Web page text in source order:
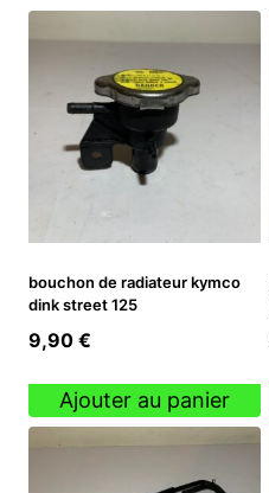
bouchon de radiateur kymco
dink street 125
9,90 €
Ajouter au panier